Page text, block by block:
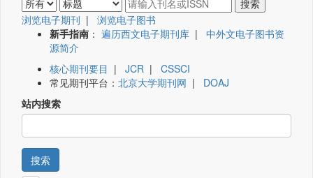
浏览电子期刊 | 浏览电子图书
新手指南 ： 遍历西文电子期刊库 | 中外文电子图书资
源简介
核心期刊要目 | JCR | CSSCI
常见期刊平台： 北京大学期刊网 | DOAJ
站内搜索
搜索